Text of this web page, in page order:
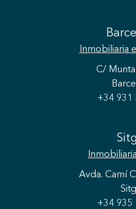
Inmobiliaria
C/
+34 931
Inmobiliaria
Avda. Camí
+34 935